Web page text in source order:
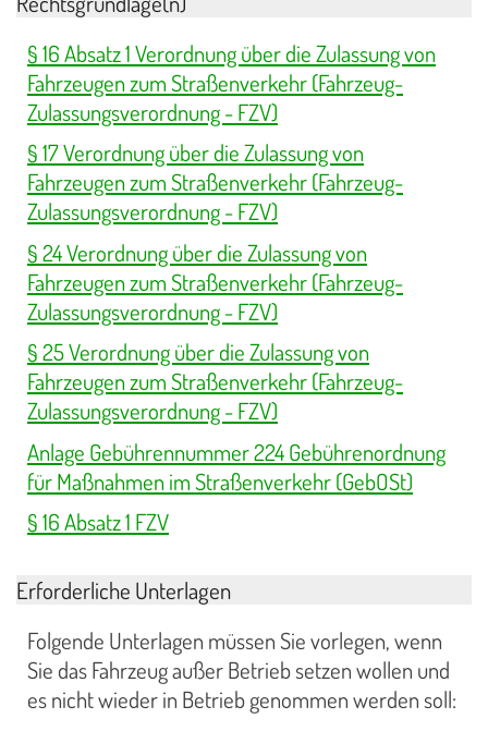
§ 16 Absatz 1 Verordnung über die Zulassung von
Fahrzeugen zum Straßenverkehr (Fahrzeug-
Zulassungsverordnung - FZV)
§ 17 Verordnung über die Zulassung von
Fahrzeugen zum Straßenverkehr (Fahrzeug-
Zulassungsverordnung - FZV)
§ 24 Verordnung über die Zulassung von
Fahrzeugen zum Straßenverkehr (Fahrzeug-
Zulassungsverordnung - FZV)
§ 25 Verordnung über die Zulassung von
Fahrzeugen zum Straßenverkehr (Fahrzeug-
Zulassungsverordnung - FZV)
Anlage Gebührennummer 224 Gebührenordnung
für Maßnahmen im Straßenverkehr (GebOSt)
§ 16 Absatz 1 FZV
Erforderliche Unterlagen
Folgende Unterlagen müssen Sie vorlegen, wenn
Sie das Fahrzeug außer Betrieb setzen wollen und
es nicht wieder in Betrieb genommen werden soll: